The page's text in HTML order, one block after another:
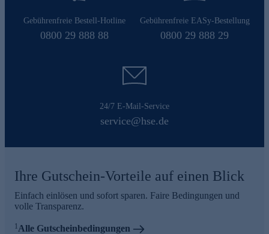
Gebührenfreie Bestell-Hotline
0800 29 888 88
Gebührenfreie EASy-Bestellung
0800 29 888 29
24/7 E-Mail-Service
service@hse.de
Ihre Gutschein-Vorteile auf einen Blick
Einfach einlösen und sofort sparen. Faire Bedingungen und
volle Transparenz.
1Alle Gutscheinbedingungen